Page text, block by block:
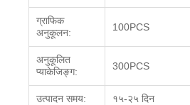
ग्राफिक
अनुकूलन: 100PCS
अनुकूलित
प्याकेजिङ्ग: 300PCS
उत्पादन समय: १५-२५ दिन